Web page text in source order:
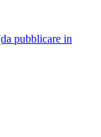
pubblicare in